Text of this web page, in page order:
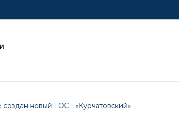
новый ТОС - «Курчатовский»